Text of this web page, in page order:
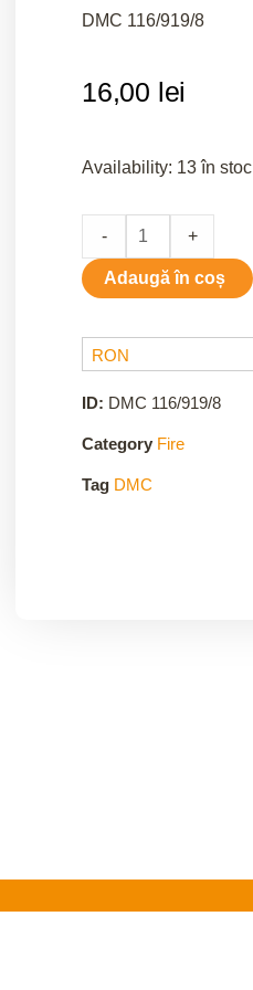
DMC 116/919/8
16,00 lei
Availability: 13 în stoc
919/8
-
+
Adaugă în coș
RON
ID: DMC 116/919/8
Category Fire
Tag DMC